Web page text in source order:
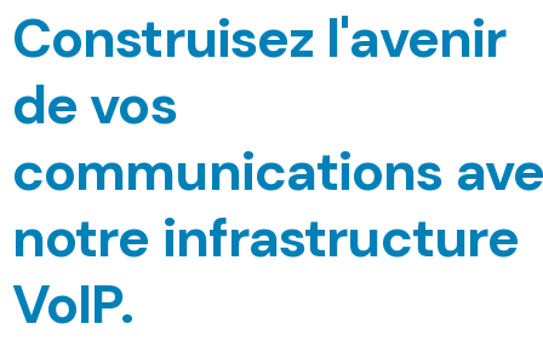
Construisez l'avenir
de vos
communications
notre infrastructure
VoIP.